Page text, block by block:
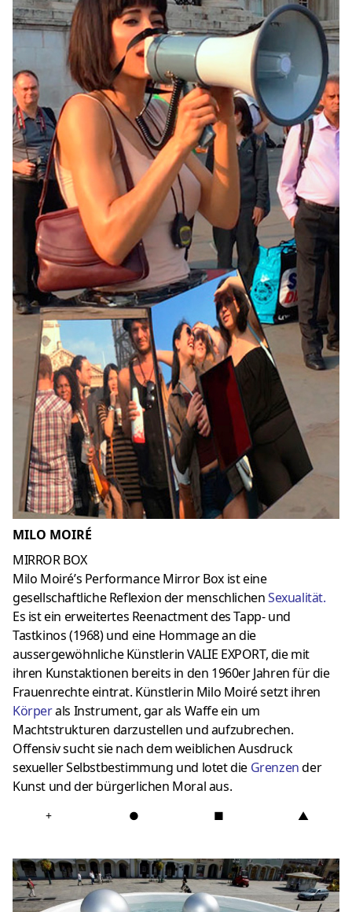
MILO MOIRÉ
MIRROR BOX
Milo Moiré’s Performance Mirror Box ist eine
gesellschaftliche Reflexion der menschlichenSexualität.
Es ist ein erweitertes Reenactment des Tapp- und
Tastkinos (1968) und eine Hommage an die
aussergewöhnliche Künstlerin VALIE EXPORT, die mit
ihren Kunstaktionen bereits in den 1960er Jahren für die
Frauenrechte eintrat. Künstlerin Milo Moiré setzt ihren
Körperals Instrument, gar als Waffe ein um
Machtstrukturen darzustellen und aufzubrechen.
Offensiv sucht sie nach dem weiblichen Ausdruck
sexueller Selbstbestimmung und lotet die Grenzender
Kunst und der bürgerlichen Moral aus.
+ ● ■ ▲